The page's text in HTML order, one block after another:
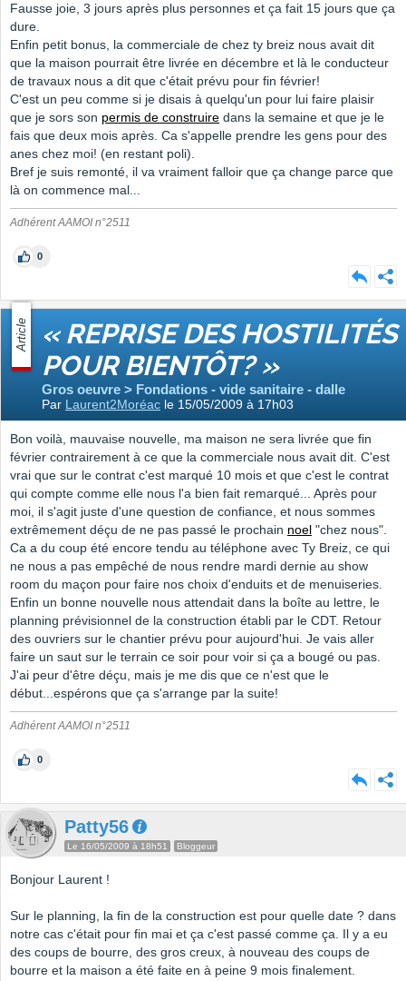
Fausse joie, 3 jours après plus personnes et ça fait 15 jours que ça
dure.
Enfin petit bonus, la commerciale de chez ty breiz nous avait dit
que la maison pourrait être livrée en décembre et là le conducteur
de travaux nous a dit que c'était prévu pour fin février!
C'est un peu comme si je disais à quelqu'un pour lui faire plaisir
que je sors son permis de construire dans la semaine et que je le
fais que deux mois après. Ca s'appelle prendre les gens pour des
anes chez moi! (en restant poli).
Bref je suis remonté, il va vraiment falloir que ça change parce que
là on commence mal...
Adhérent AAMOI n°2511
0
Article « REPRISE DES HOSTILITÉS
POUR BIENTÔT? »
Gros oeuvre > Fondations - vide sanitaire - dalle
Par Laurent2Moréac le 15/05/2009 à 17h03
Bon voilà, mauvaise nouvelle, ma maison ne sera livrée que fin
février contrairement à ce que la commerciale nous avait dit. C'est
vrai que sur le contrat c'est marqué 10 mois et que c'est le contrat
qui compte comme elle nous l'a bien fait remarqué... Après pour
moi, il s'agit juste d'une question de confiance, et nous sommes
extrêmement déçu de ne pas passé le prochain noel "chez nous".
Ca a du coup été encore tendu au téléphone avec Ty Breiz, ce qui
ne nous a pas empêché de nous rendre mardi dernie au show
room du maçon pour faire nos choix d'enduits et de menuiseries.
Enfin un bonne nouvelle nous attendait dans la boîte au lettre, le
planning prévisionnel de la construction établi par le CDT. Retour
des ouvriers sur le chantier prévu pour aujourd'hui. Je vais aller
faire un saut sur le terrain ce soir pour voir si ça a bougé ou pas.
J'ai peur d'être déçu, mais je me dis que ce n'est que le
début...espérons que ça s'arrange par la suite!
Adhérent AAMOI n°2511
0
Patty56
Le 16/05/2009 à 18h51 Bloggeur
Bonjour Laurent !
Sur le planning, la fin de la construction est pour quelle date ? dans
notre cas c'était pour fin mai et ça c'est passé comme ça. Il y a eu
des coups de bourre, des gros creux, à nouveau des coups de
bourre et la maison a été faite en à peine 9 mois finalement.